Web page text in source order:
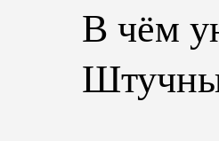
В чём